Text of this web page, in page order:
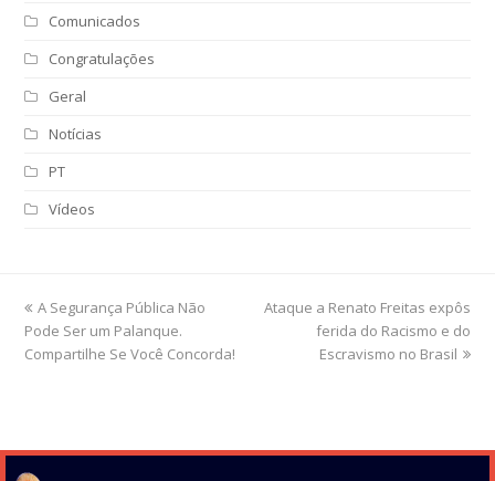
Comunicados
Congratulações
Geral
Notícias
PT
Vídeos
previous
post:
A Segurança Pública Não
Pode Ser um Palanque.
Compartilhe Se Você Concorda!
next
Ataque a Renato Freitas expôs
ferida do Racismo e do
Escravismo no Brasil